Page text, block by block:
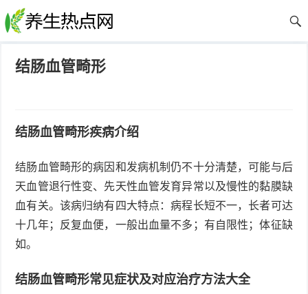
结肠血管畸形
结肠血管畸形疾病介绍
结肠血管畸形的病因和发病机制仍不十分清楚，可能与后
天血管退行性变、先天性血管发育异常以及慢性的黏膜缺
血有关。该病归纳有四大特点：病程长短不一，长者可达
十几年；反复血便，一般出血量不多；有自限性；体征缺
如。
结肠血管畸形常见症状及对应治疗方法大全